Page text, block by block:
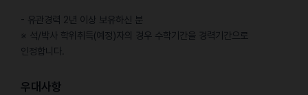
- 유관경력 2년 이상 보유하신 분
※ 석/박사 학위취득(예정)자의 경우 수학기간을 경력기간으로
인정합니다.
우대사항